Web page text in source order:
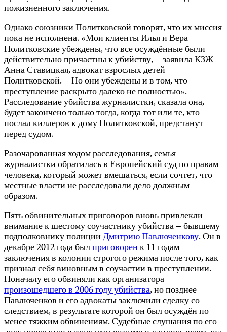
пожизненного заключения.
Однако союзники Политковской говорят, что их миссия
пока не исполнена. «Мои клиенты Илья и Вера
Политковские убеждены, что все осуждённые были
действительно причастны к убийству, – заявила КЗЖ
Анна Ставицкая, адвокат взрослых детей
Политковской. – Но они убеждены и в том, что
преступление раскрыто далеко не полностью».
Расследование убийства журналистки, сказала она,
будет закончено только тогда, когда тот или те, кто
послал киллеров к дому Политковской, предстанут
перед судом.
Разочарованная ходом расследования, семья
журналистки обратилась в Европейский суд по правам
человека, который может вмешаться, если сочтет, что
местные власти не расследовали дело должным
образом.
Пять обвинительных приговоров вновь привлекли
внимание к шестому соучастнику убийства – бывшему
подполковнику полицииДмитрию Павлюченкову. Он в
декабре 2012 года былприговоренк 11 годам
заключения в колонии строгого режима после того, как
признал себя виновным в соучастии в преступлении.
Поначалу его обвиняли как организатора
произошедшего в 2006 году убийства, но позднее
Павлюченков и его адвокаты заключили сделку со
следствием, в результате которой он был осуждён по
менее тяжким обвинениям. Судебные слушания по его